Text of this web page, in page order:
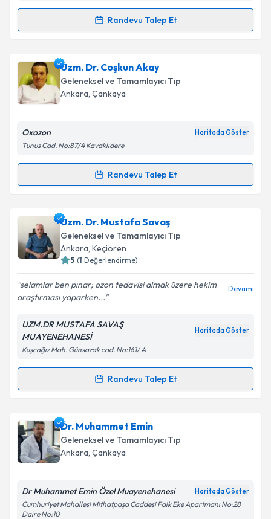
kapsamda işlenmesini kabul ediyorum.
Randevu Talep Et
Randevu Takvimi Talebi
Dr. Gamze Güngöriçin randevu takvimi talebi
oluşturun. Size bu uzmandan randevu almanız için bir
takvim hazırlandığında e-posta ile bilgilendireceğiz.
Kişisel verilerimin işlenmesine ilişkin
Metni'ni okudum ve kişisel verilerimin belirtilen
Takvim Talebini Gönder
Uzm. Dr. Coşkun Akay
Geleneksel ve Tamamlayıcı Tıp
Ankara, Çankaya
Oxozon Haritada Göster
Tunus Cad. No:87/4 Kavaklıdere
Randevu Talep Et
Randevu Takvimi Talebi
Uzm. Dr. Coşkun Akayiçin randevu takvimi talebi
oluşturun. Size bu uzmandan randevu almanız için bir
takvim hazırlandığında e-posta ile bilgilendireceğiz.
Kişisel verilerimin işlenmesine ilişkin
Aydınlatma
Metni'ni okudum ve kişisel verilerimin belirtilen
kapsamda işlenmesini kabul ediyorum.
Takvim Talebini Gönder
Uzm. Dr. Mustafa Savaş
Geleneksel ve Tamamlayıcı Tıp
Ankara, Keçiören
5 (1 Değerlendirme)
selamlar ben pınar; ozon tedavisi almak üzere hekim
araştırması yaparken...
Devamı
UZM.DR MUSTAFA SAVAŞ
MUAYENEHANESİ
Haritada Göster
Kuşcağız Mah. Günsazak cad. No:161/ A
Randevu Talep Et
Randevu Takvimi Talebi
Uzm. Dr. Mustafa Savaşiçin randevu takvimi talebi
oluşturun. Size bu uzmandan randevu almanız için bir
takvim hazırlandığında e-posta ile bilgilendireceğiz.
Dr. Muhammet Emin
Geleneksel ve Tamamlayıcı Tıp
Ankara, Çankaya
Dr Muhammet Emin Özel Muayenehanesi Haritada Göster
Cumhuriyet Mahallesi Mithatpaşa Caddesi Faik Eke Apartmanı No:28
Daire No:10